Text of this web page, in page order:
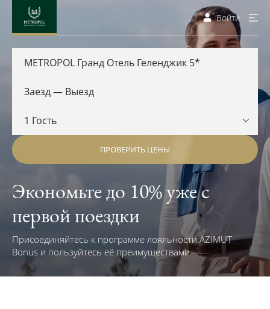
Войти
METROPOL Гранд Отель Геленджик 5*
ПРОВЕРИТЬ ЦЕНЫ
Экономьте до 10% уже с
первой поездки
Присоединяйтесь к программе лояльности AZIMUT
Bonus и пользуйтесь её преимуществами